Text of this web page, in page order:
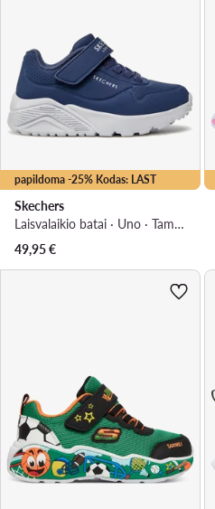
papildoma -25% Kodas: LAST
Skechers
Laisvalaikio batai · Uno · Tamsiai mėlyna
49,95€